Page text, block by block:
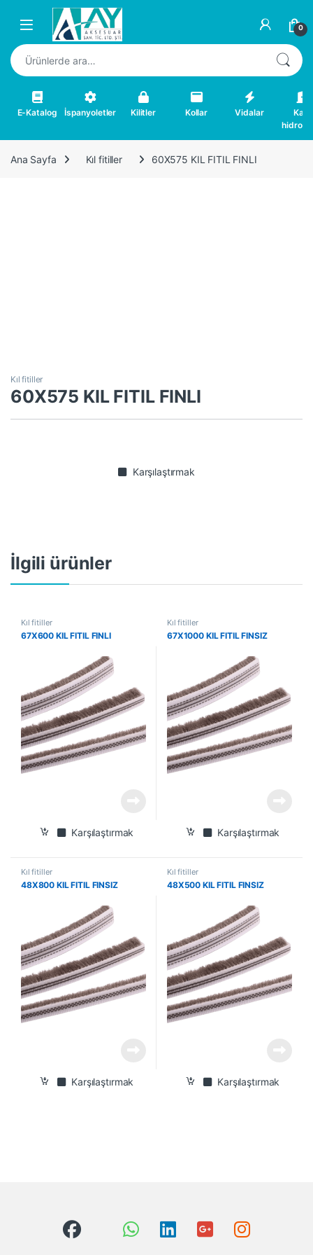
Skip to navigation
Skip to content
0
Ara:
E-Katalog İspanyoletler Kilitler Kollar Vidalar
Kapı
Ana Sayfa Kıl fitiller 60X575 KIL FITIL FINLI
Kıl fitiller
60X575 KIL FITIL FINLI
Karşılaştırmak
İlgili ürünler
Kıl fitiller
67X600 KIL FITIL FINLI
Karşılaştırmak
Kıl fitiller
67X1000 KIL FITIL FINSIZ
Karşılaştırmak
Kıl fitiller
48X800 KIL FITIL FINSIZ
Karşılaştırmak
Kıl fitiller
48X500 KIL FITIL FINSIZ
Karşılaştırmak